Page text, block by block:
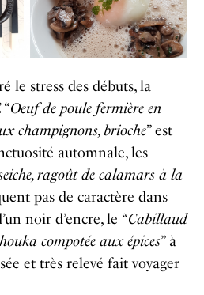
le stress des débuts, la
Oeuf de poule fermière en
champignons, brioche” est
automnale, les
ragoût de calamars à la
pas de caractère dans
noir d’encre, le “Cabillaud
compotée aux épices” à
et très relevé fait voyager